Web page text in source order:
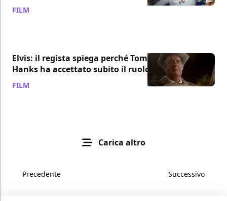
FILM
Elvis: il regista spiega perché Tom
Hanks ha accettato subito il ruolo
FILM
Carica altro
Precedente Successivo